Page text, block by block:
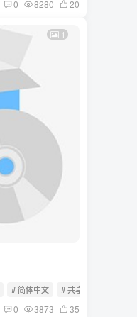
0 8280 20
1
# 简体中文 # 共享软件
0 3873 35